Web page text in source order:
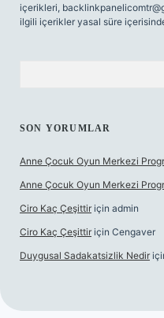
içerikleri,
ilgili içerikler yasal süre
SON YORUMLAR
Anne Çocuk Oyun Merkezi
Anne Çocuk Oyun Merkezi
Ciro Kaç Çeşittir için admin
Ciro Kaç Çeşittir için Cengaver
Duygusal Sadakatsizlik Nedir